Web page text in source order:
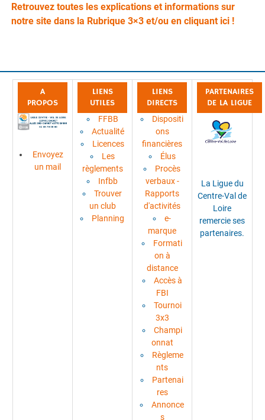
Retrouvez toutes les explications et informations sur
notre site dans la Rubrique 3×3 et/ou en cliquant ici !
A
PROPOS
Envoyez
un mail
LIENS
UTILES
FFBB
Actualité
Licences
Les
règlements
Infbb
Trouver
un club
Planning
LIENS
DIRECTS
Dispositi
ons
financières
Élus
Procès
verbaux -
Rapports
d'activités
e-
marque
Formati
on à
distance
Accès à
FBI
Tournoi
3x3
Champi
onnat
Règleme
nts
Partenai
res
Annonce
s
PARTENAIRES
DE LA LIGUE
La Ligue du
Centre-Val de
Loire
remercie ses
partenaires.